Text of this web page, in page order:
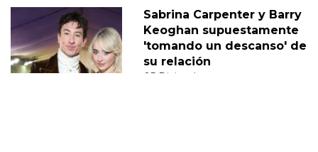
Sabrina Carpenter y Barry
Keoghan supuestamente
'tomando un descanso' de
su relación
05 Diciembre